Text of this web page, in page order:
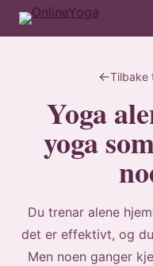
Tilbake
Yoga
yoga
Du trenar alene
det er effektivt, og
Men noen ganger